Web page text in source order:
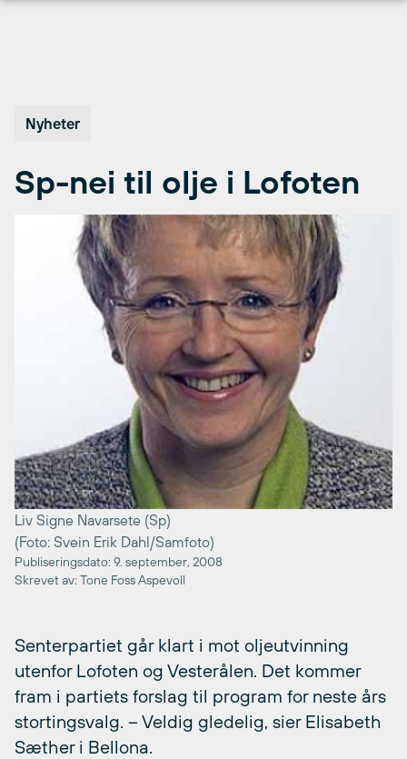
Nyheter
Sp-nei til olje i Lofoten
Liv Signe Navarsete (Sp)
(Foto: Svein Erik Dahl/Samfoto)
Publiseringsdato: 9. september, 2008
Skrevet av: Tone Foss Aspevoll
Senterpartiet går klart i mot oljeutvinning
utenfor Lofoten og Vesterålen. Det kommer
fram i partiets forslag til program for neste års
stortingsvalg. – Veldig gledelig, sier Elisabeth
Sæther i Bellona.